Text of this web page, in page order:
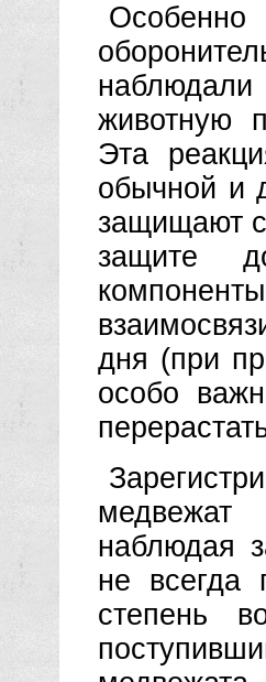
животную
Эта
обычной и
защищают
защите
дня (при
особо
медвежат
наблюдая
не всегда
степень